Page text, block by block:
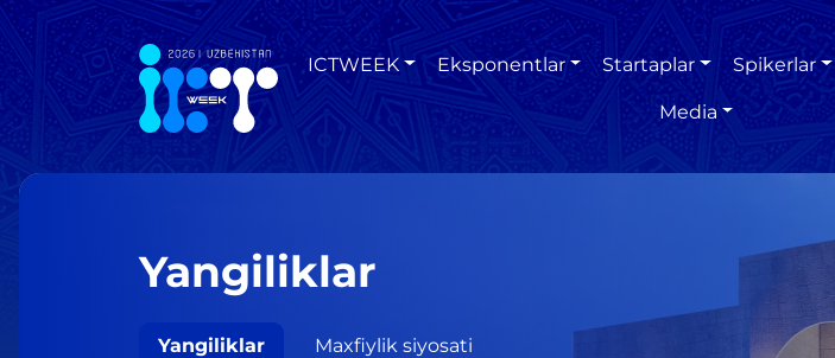
ICTWEEK Eksponentlar Startaplar Spikerlar
Media
Yangiliklar
Yangiliklar Maxfiylik siyosati